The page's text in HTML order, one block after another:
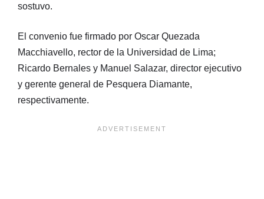
sostuvo.
El convenio fue firmado por Oscar Quezada
Macchiavello, rector de la Universidad de Lima;
Ricardo Bernales y Manuel Salazar, director ejecutivo
y gerente general de Pesquera Diamante,
respectivamente.